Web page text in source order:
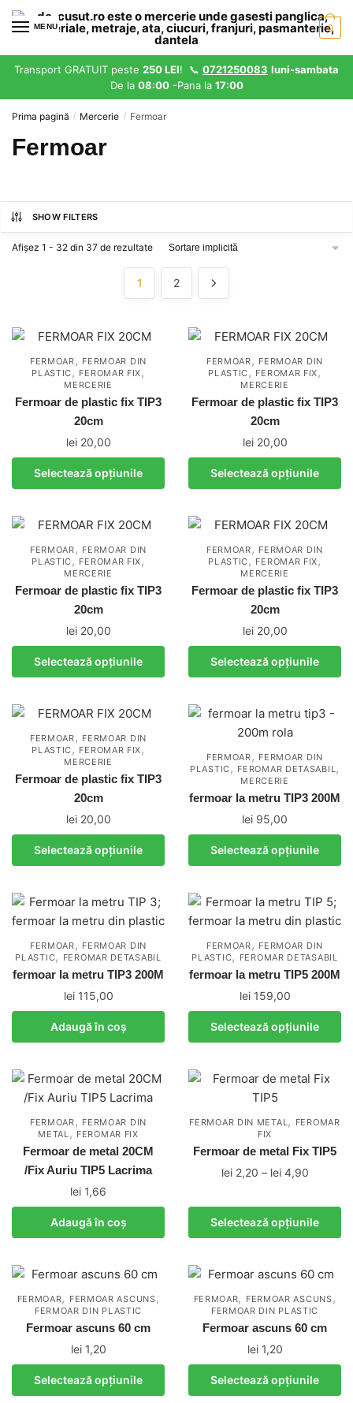
Skip
Skip
MENU 0
Transport GRATUIT peste 250 LEI! 📞 0721250083 luni-sambata
De la 08:00-Pana la 17:00
Prima pagină / Mercerie / Fermoar
Fermoar
SHOW FILTERS
Afișez 1 - 32 din 37 de rezultate
1 2
FERMOAR , FERMOAR DIN
PLASTIC , FEROMAR FIX ,
MERCERIE
Fermoar de plastic fix TIP3
20cm
lei20,00
Selectează opțiunile
Acest
produs
mai
multe
variații.
alese
în
pagina
FERMOAR , FERMOAR DIN
PLASTIC , FEROMAR FIX ,
MERCERIE
Fermoar de plastic fix TIP3
20cm
lei20,00
Selectează opțiunile
Acest
produs
mai
multe
variații.
alese
în
pagina
FERMOAR , FERMOAR DIN
PLASTIC , FEROMAR FIX ,
MERCERIE
Fermoar de plastic fix TIP3
20cm
lei20,00
Selectează opțiunile
Acest
produs
mai
multe
variații.
alese
în
pagina
FERMOAR , FERMOAR DIN
PLASTIC , FEROMAR FIX ,
MERCERIE
Fermoar de plastic fix TIP3
20cm
lei20,00
Selectează opțiunile
Acest
produs
mai
multe
variații.
Opțiunile
alese
în
pagina
FERMOAR , FERMOAR DIN
PLASTIC , FEROMAR FIX ,
MERCERIE
Fermoar de plastic fix TIP3
20cm
lei20,00
Selectează opțiunile
Acest
produs
mai
multe
variații.
Opțiunile
pot
fi
alese
în
produsului.
FERMOAR , FERMOAR DIN
PLASTIC , FEROMAR DETASABIL ,
MERCERIE
fermoar la metru TIP3 200M
lei 95,00
Selectează opțiunile
Acest
produs
mai
multe
variații.
Opțiunile
pot
fi
alese
în
produsului.
FERMOAR , FERMOAR DIN
PLASTIC, FEROMAR DETASABIL
fermoar la metru TIP3 200M
lei115,00
Adaugă în coș
FERMOAR , FERMOAR DIN
PLASTIC, FEROMAR DETASABIL
fermoar la metru TIP5 200M
lei159,00
Selectează opțiunile
Acest
produs
mai
multe
variații.
Opțiunile
pot
fi
în
pagina
FERMOAR , FERMOAR DIN
METAL ,FEROMAR FIX
Fermoar de metal 20CM
/Fix Auriu TIP5 Lacrima
lei 1,66
Adaugă în coș
FERMOAR DIN METAL , FEROMAR
FIX
Fermoar de metal Fix TIP5
lei2,20 – lei4,90Interval
prețuri:
lei 2,20
până
lei 4,90
Selectează opțiunile
produs
are
multe
variații.
Opțiunile
pot
fi
alese
în
FERMOAR, FERMOAR ASCUNS ,
FERMOAR DIN PLASTIC
Fermoar ascuns 60 cm
lei1,20
Selectează opțiunile
Acest
produs
FERMOAR, FERMOAR ASCUNS ,
FERMOAR DIN PLASTIC
Fermoar ascuns 60 cm
lei1,20
Selectează opțiunile
Acest
produs